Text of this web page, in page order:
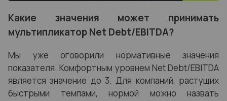
Какие значения может принимать
мультипликатор Net Debt/EBITDA?
Мы уже оговорили нормативные значения
показателя. Комфортным уровнем Net Debt/EBITDA
является значение до 3. Для компаний, растущих
быстрыми темпами, нормой можно назвать